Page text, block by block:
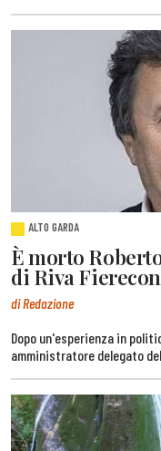
ALTO GARDA
È morto
di Riva
di Redazione
Dopo un'esperienza in
amministratore delegato